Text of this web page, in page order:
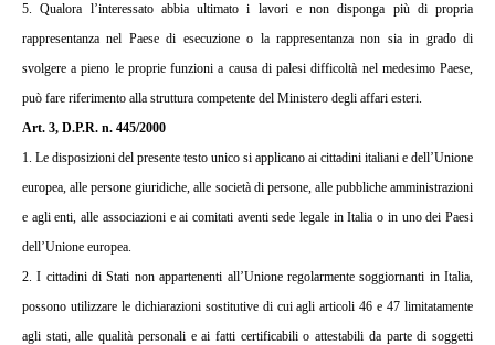
5. Qualora l’interessato abbia ultimato i lavori e non disponga più di propria
rappresentanza nel Paese di esecuzione o la rappresentanza non sia in grado di
svolgere a pieno le proprie funzioni a causa di palesi difficoltà nel medesimo Paese,
può fare riferimento alla struttura competente del Ministero degli affari esteri.
Art. 3, D.P.R. n. 445/2000
1. Le disposizioni del presente testo unico si applicano ai cittadini italiani e dell’Unione
europea, alle persone giuridiche, alle società di persone, alle pubbliche amministrazioni
e agli enti, alle associazioni e ai comitati aventi sede legale in Italia o in uno dei Paesi
dell’Unione europea.
2. I cittadini di Stati non appartenenti all’Unione regolarmente soggiornanti in Italia,
possono utilizzare le dichiarazioni sostitutive di cui agli articoli 46 e 47 limitatamente
agli stati, alle qualità personali e ai fatti certificabili o attestabili da parte di soggetti